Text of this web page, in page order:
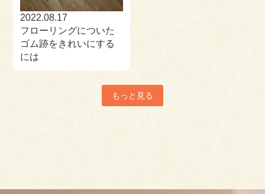
2022.08.17
フローリングについた
ゴム跡をきれいにする
には
もっと見る